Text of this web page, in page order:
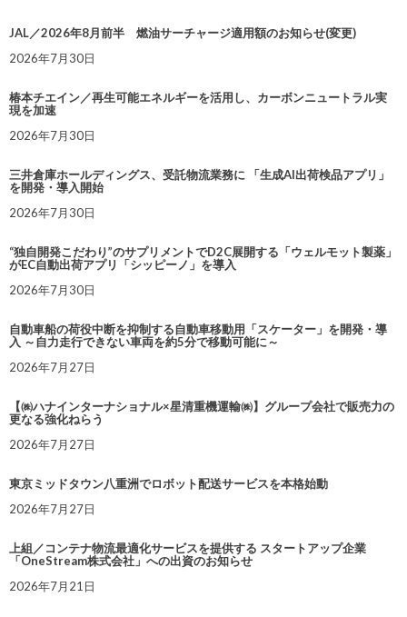
JAL／2026年8月前半 燃油サーチャージ適用額のお知らせ(変更)
2026年7月30日
椿本チエイン／再生可能エネルギーを活用し、カーボンニュートラル実
現を加速
2026年7月30日
三井倉庫ホールディングス、受託物流業務に 「生成AI出荷検品アプリ」
を開発・導入開始
2026年7月30日
“独自開発こだわり”のサプリメントでD2C展開する「ウェルモット製薬」
がEC自動出荷アプリ「シッピーノ」を導入
2026年7月30日
自動車船の荷役中断を抑制する自動車移動用「スケーター」を開発・導
入 ～自力走行できない車両を約5分で移動可能に～
2026年7月27日
【㈱ハナインターナショナル×星清重機運輸㈱】グループ会社で販売力の
更なる強化ねらう
2026年7月27日
東京ミッドタウン八重洲でロボット配送サービスを本格始動
2026年7月27日
上組／コンテナ物流最適化サービスを提供する スタートアップ企業
「OneStream株式会社」への出資のお知らせ
2026年7月21日